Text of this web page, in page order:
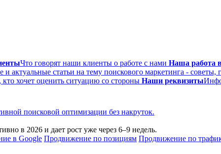
Что говорят наши клиенты о работе с нами Наша работа
актуальные статьи на тему поискового маркетинга - советы,
кто хочет оценить ситуацию со стороны Наши реквизиты
поисковой оптимизации без накруток.
в 2026 и дает рост уже через 6–9 недель.
в Google Продвижение по позициям Продвижение по